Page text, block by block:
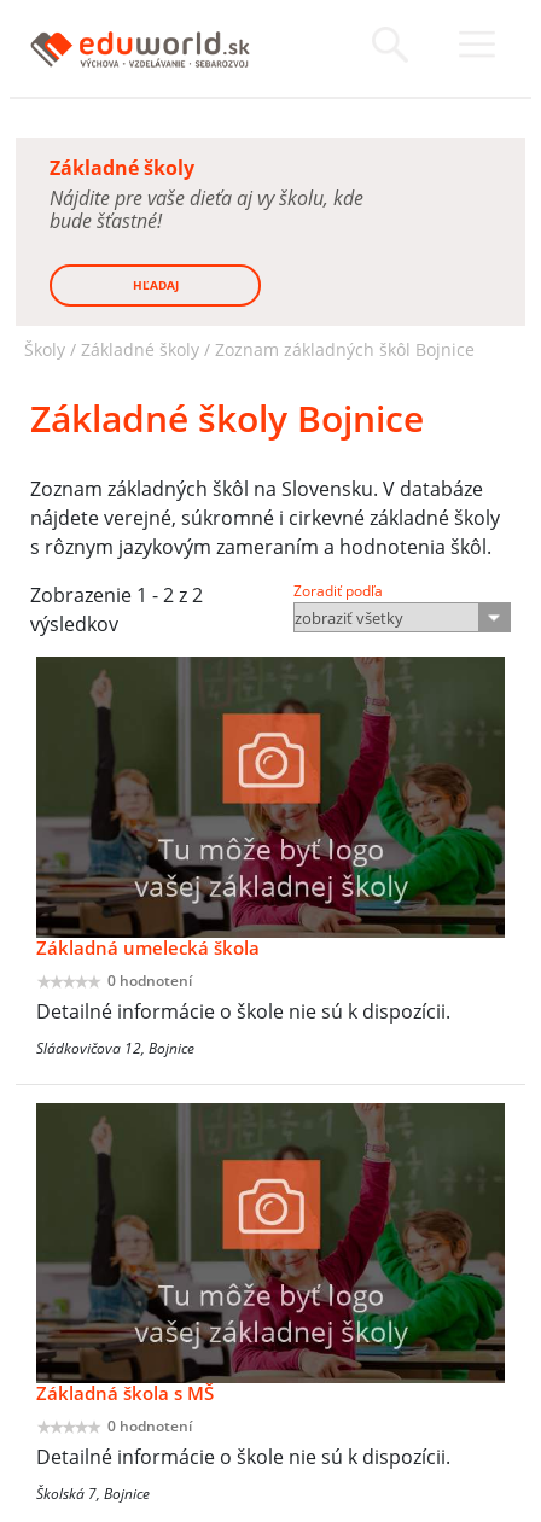
Základné školy
Nájdite pre vaše dieťa aj vy školu, kde
bude šťastné!
HĽADAJ
Školy / Základné školy / Zoznam základných škôl Bojnice
Základné školy Bojnice
Zoznam základných škôl na Slovensku. V databáze
nájdete verejné, súkromné i cirkevné základné školy
s rôznym jazykovým zameraním a hodnotenia škôl.
Zobrazenie 1 - 2 z 2
výsledkov
Zoradiť podľa
Základná umelecká škola
0 hodnotení
Detailné informácie o škole nie sú k dispozícii.
Sládkovičova 12, Bojnice
Základná škola s MŠ
0 hodnotení
Detailné informácie o škole nie sú k dispozícii.
Školská 7, Bojnice